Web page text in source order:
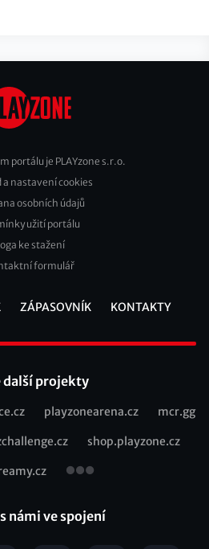
portálu je PLAYzone s.r.o.
a nastavení cookies
osobních údajů
užití portálu
ke stažení
formulář
ZÁPASOVNÍK KONTAKTY
další projekty
playzonearena.cz mcr.gg
shop.playzone.cz
námi ve spojení